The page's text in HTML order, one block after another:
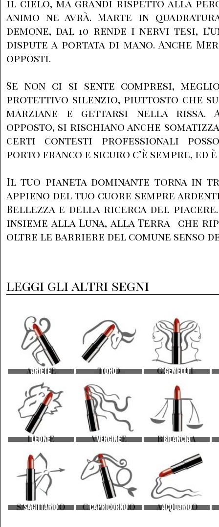
il cielo, ma grandi rispetto alla
animo ne avrà. Marte in
demone, dal 10 rende i nervi tesi,
dispute a portata di mano. Anche
opposti.
Se non ci si sente compresi,
protettivo silenzio, piuttosto che
marziane e gettarsi nella rissa.
opposto, si rischiano anche
certi contesti professionali
porto franco e sicuro c’è sempre, ed
Il tuo pianeta dominante torna in
appieno del tuo cuore sempre
Bellezza e della ricerca del
insieme alla Luna, alla Terra che
oltre le barriere del comune senso
leggi gli altri segni
ARIETE TORO GEMELLI
LEONE VERGINE BILANCIA
SAGITTARIO CAPRICORNO ACQUARIO